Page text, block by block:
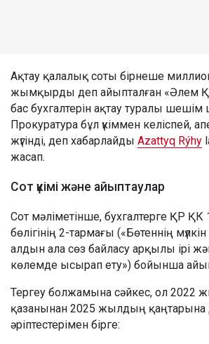
Ақтау қалалық соты бірнеше
жымқырды деп айыпталған «Әлем
бас бухгалтерін ақтау туралы
Прокуратура бұл үкіммен келіспей,
жүгінді, деп хабарлайды Azattyq Rýhy
жасап.
Сот үкімі және айыптаулар
Сот мәліметінше, бухгалтерге ҚР
бөлігінің 2-тармағы («Бөтеннің
алдын ала сөз байласу арқылы ірі
көлемде ысырап ету») бойынша
Тергеу болжамына сәйкес, ол 2022
қазанынан 2025 жылдың қаңтарына
әріптестерімен бірге: